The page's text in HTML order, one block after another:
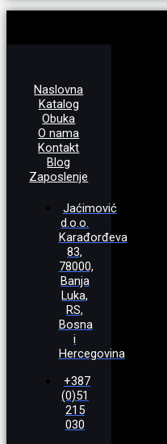
Naslovna
Katalog
Obuka
O nama
Kontakt
Blog
Zaposlenje
Jaćimović
d.o.o.
Karađorđeva
83,
78000,
Banja
Luka,
RS,
Bosna
i
Hercegovina
+387
(0)51
215
030